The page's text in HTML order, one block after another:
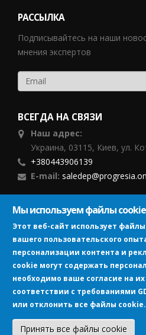
РАССЫЛКА
Подписывайтесь на наши
мнения экспертов
ВСЕГДА НА СВЯЗИ
Наш адрес:
Украина, 03115, Киев, ул.
+380443906139
E-mail:
ПОДПИСЫВАЙТЕСЬ
Изображение
©2018-
Мы используем файлы cookie
Этот веб-сайт использует
вашего пользовательского
персонализации контента и
cookie могут содержать
необходимо ваше согласие на
соответствии с требованиями
или отклонить все файлы cookie.
Принять все файлы cookie